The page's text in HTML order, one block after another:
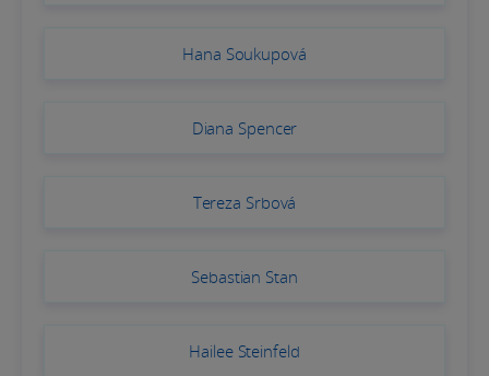
Hana Soukupová
Diana Spencer
Tereza Srbová
Sebastian Stan
Hailee Steinfeld